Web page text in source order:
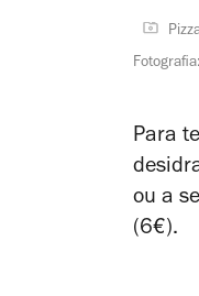
Para
ou a
(6€).